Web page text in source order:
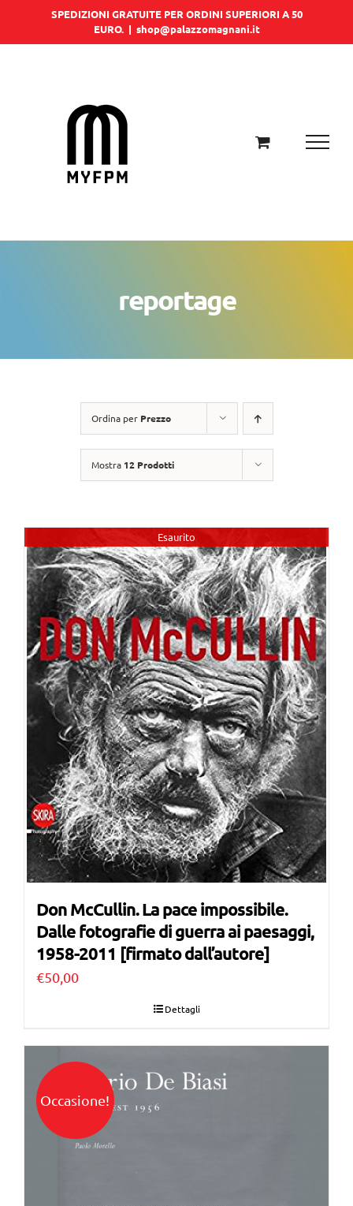
SPEDIZIONI GRATUITE PER ORDINI SUPERIORI A 50
EURO. | shop@palazzomagnani.it
reportage
Ordina per Prezzo
Mostra 12 Prodotti
Esaurito
Don McCullin. La pace impossibile.
Dalle fotografie di guerra ai paesaggi,
1958-2011 [firmato dall’autore]
€50,00
Dettagli
Occasione!